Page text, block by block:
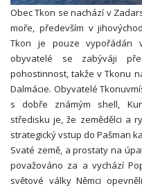
Obec Tkon se nachází v
moře, především v
Tkon je pouze vypořádán
obyvatelé se zabýváji
pohostinnost, takže v Tkonu
Dalmácie. Obyvatelé
s dobře známým shell,
středisku je, že zemědělci a
strategický vstup do Pašman
Svaté země, a prostaty na
považováno za a vychází
světové války Němci